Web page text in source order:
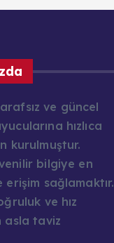
ve güncel
hızlıca
kurulmuştur.
bilgiye en
sağlamaktır.
ve hız
asla taviz